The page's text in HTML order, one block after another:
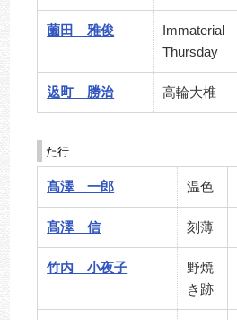
薗田 雅俊
Immaterial
Thursday
﨤町 勝治 高輪大椎
髙澤 一郎 温色
髙澤 信 刻薄
竹内 小夜子
野焼
き跡
た行